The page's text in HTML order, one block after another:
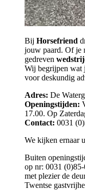
Bij Horsefriend
jouw paard. Of je
gedreven
Wij begrijpen wat
voor deskundig
Adres: De
Openingstijden:
17.00. Op
Contact: 0031
We kijken ernaar
Buiten
op nr: 0031
met plezier de
Twentse